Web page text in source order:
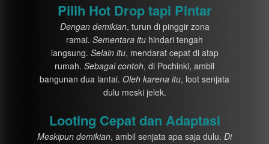
Pilih Hot Drop tapi Pintar
Dengan demikian, turun di pinggir zona
ramai. Sementara itu hindari tengah
langsung. Selain itu, mendarat cepat di atap
rumah. Sebagai contoh, di Pochinki, ambil
bangunan dua lantai. Oleh karena itu, loot senjata
dulu meski jelek.
Looting Cepat dan Adaptasi
Meskipun demikian, ambil senjata apa saja dulu. Di